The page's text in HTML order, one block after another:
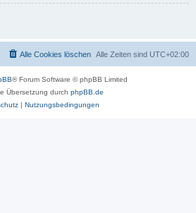
Alle Zeiten sind UTC+02:00
Alle Cookies löschen
® Forum Software © phpBB Limited
Übersetzung durch phpBB.de
| Nutzungsbedingungen